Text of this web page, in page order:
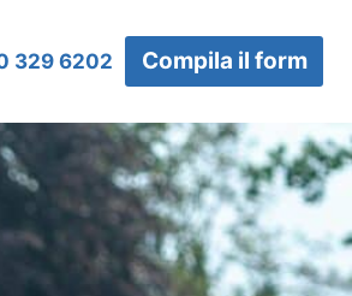
329 6202 Compila il form